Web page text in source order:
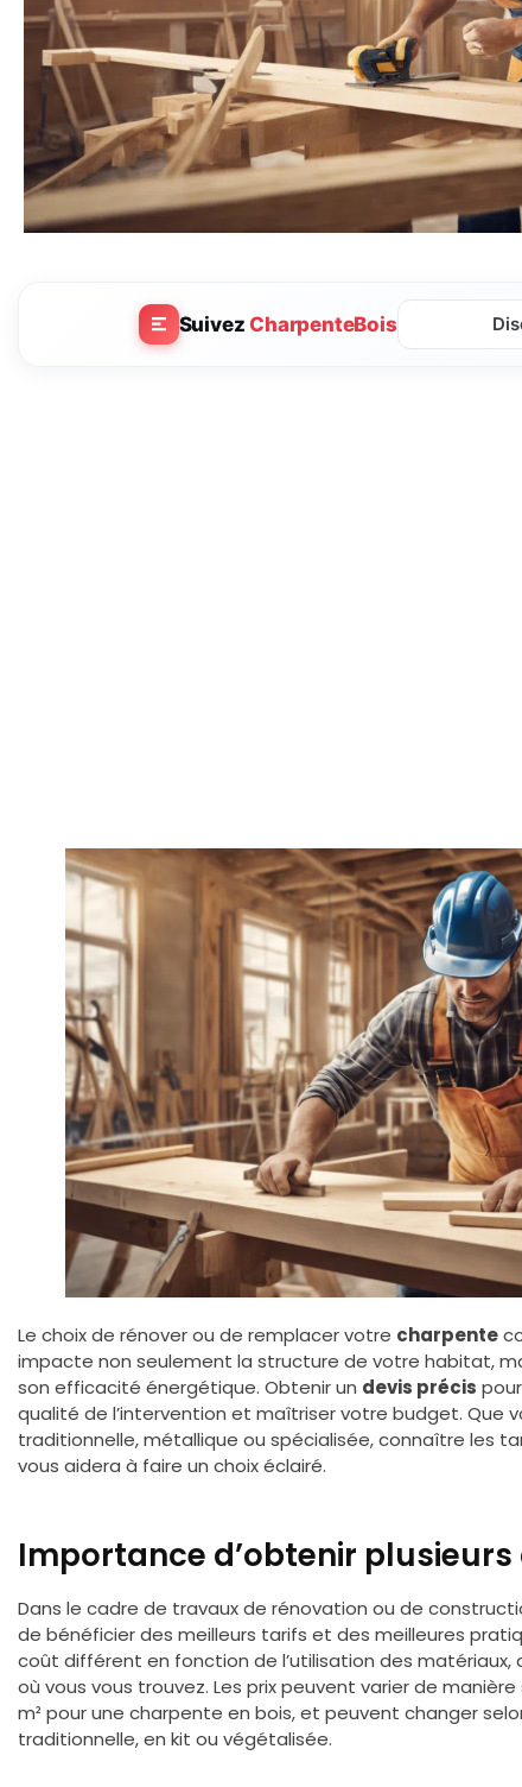
SuivezCharpenteBois
Le choix de rénover ou de remplacer votre charpente
impacte non seulement la structure de votre habitat,
son efficacité énergétique. Obtenir un devis précis
qualité de l’intervention et maîtriser votre budget. Que
traditionnelle, métallique ou spécialisée, connaître les
vous aidera à faire un choix éclairé.
Importance d’obtenir plusieurs
Dans le cadre de travaux de rénovation ou de
de bénéficier des meilleurs tarifs et des meilleures
coût différent en fonction de l’utilisation des
où vous vous trouvez. Les prix peuvent varier de
m² pour une charpente en bois, et peuvent changer
traditionnelle, en kit ou végétalisée.